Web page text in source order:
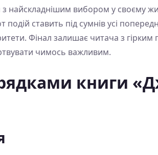
з найскладнішим вибором у своєму
ставить під сумнів усі
Фінал залишає читача з
чимось важливим.
книги